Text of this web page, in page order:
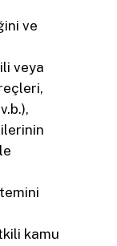
ve
veya
kamu